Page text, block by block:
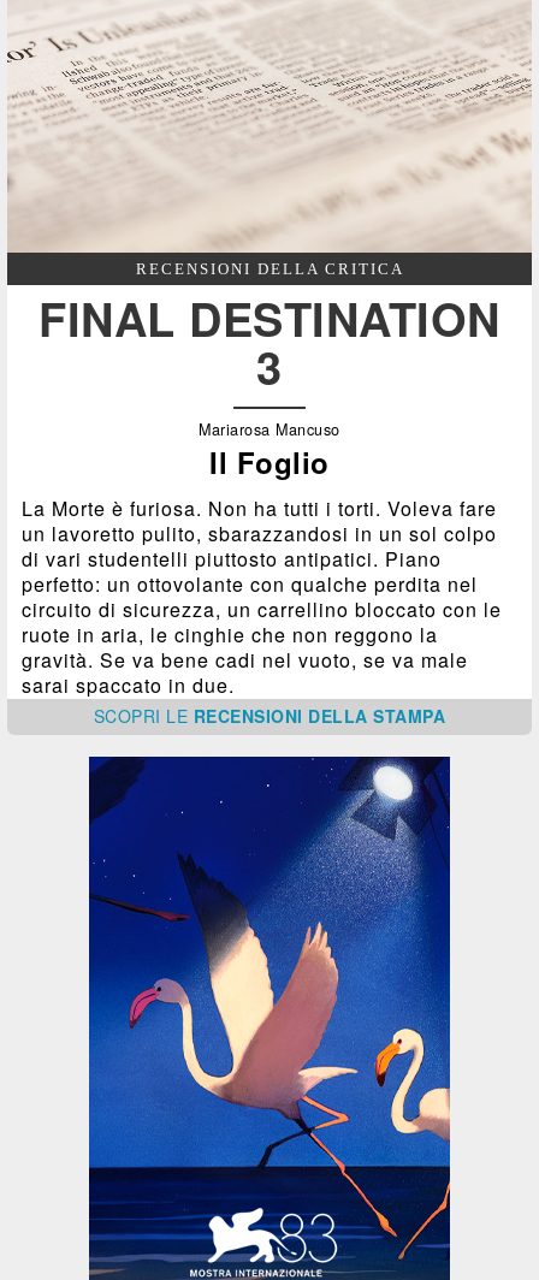
RECENSIONI DELLA CRITICA
FINAL DESTINATION
3
Mariarosa Mancuso
Il Foglio
La Morte è furiosa. Non ha tutti i torti. Voleva fare
un lavoretto pulito, sbarazzandosi in un sol colpo
di vari studentelli piuttosto antipatici. Piano
perfetto: un ottovolante con qualche perdita nel
circuito di sicurezza, un carrellino bloccato con le
ruote in aria, le cinghie che non reggono la
gravità. Se va bene cadi nel vuoto, se va male
sarai spaccato in due.
SCOPRI LE RECENSIONI DELLA STAMPA